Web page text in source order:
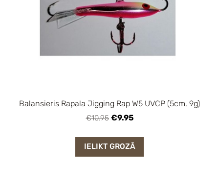
Balansieris Rapala Jigging Rap W5 UVCP (5cm, 9g)
€10.95 €9.95
IELIKT GROZĀ